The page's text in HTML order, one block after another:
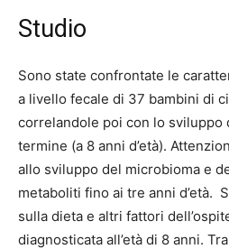
Studio
Sono state confrontate le
a livello fecale di 37 bambini di
correlandole poi con lo sviluppo
termine (a 8 anni d’età).
allo sviluppo del microbioma e
metaboliti fino ai tre anni d’età.
sulla dieta e altri fattori
diagnosticata all’età di 8 anni.